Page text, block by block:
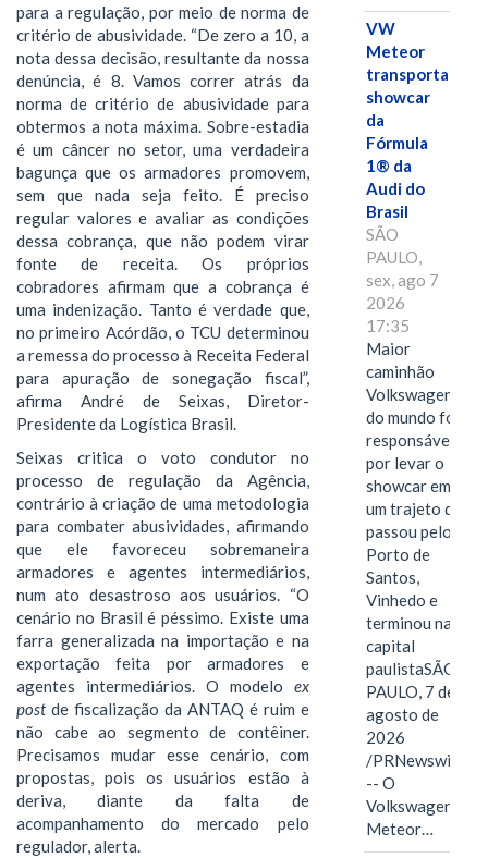
para a regulação, por meio de norma de
critério de abusividade. “De zero a 10, a
nota dessa decisão, resultante da nossa
denúncia, é 8. Vamos correr atrás da
norma de critério de abusividade para
obtermos a nota máxima. Sobre-estadia
é um câncer no setor, uma verdadeira
bagunça que os armadores promovem,
sem que nada seja feito. É preciso
regular valores e avaliar as condições
dessa cobrança, que não podem virar
fonte de receita. Os próprios
cobradores afirmam que a cobrança é
uma indenização. Tanto é verdade que,
no primeiro Acórdão, o TCU determinou
a remessa do processo à Receita Federal
para apuração de sonegação fiscal”,
afirma André de Seixas, Diretor-
Presidente da Logística Brasil.
Seixas critica o voto condutor no
processo de regulação da Agência,
contrário à criação de uma metodologia
para combater abusividades, afirmando
que ele favoreceu sobremaneira
armadores e agentes intermediários,
num ato desastroso aos usuários. “O
cenário no Brasil é péssimo. Existe uma
farra generalizada na importação e na
exportação feita por armadores e
agentes intermediários. O modelo ex
postde fiscalização da ANTAQ é ruim e
não cabe ao segmento de contêiner.
Precisamos mudar esse cenário, com
propostas, pois os usuários estão à
deriva, diante da falta de
acompanhamento do mercado pelo
regulador, alerta.
VW
Meteor
transporta
showcar
da
Fórmula
1® da
Audi do
Brasil
SÃO
PAULO,
sex, ago 7
2026
17:35
Maior
caminhão
Volkswagen
do mundo foi
responsável
por levar o
showcar em
um trajeto que
passou pelo
Porto de
Santos,
Vinhedo e
terminou na
capital
paulistaSÃO
PAULO, 7 de
agosto de
2026
/PRNewswire/
-- O
Volkswagen
Meteor…